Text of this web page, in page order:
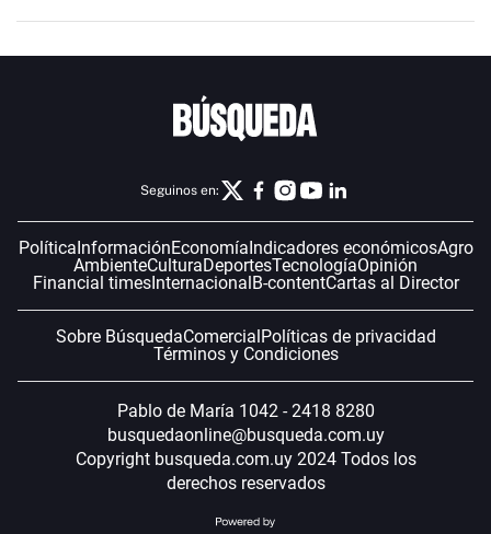
Seguinos en:
PolíticaInformaciónEconomíaIndicadores económicosAgro
AmbienteCulturaDeportesTecnologíaOpinión
Financial timesInternacionalB-contentCartas al Director
Sobre BúsquedaComercialPolíticas de privacidad
Términos y Condiciones
Pablo de María 1042 - 2418 8280
busquedaonline@busqueda.com.uy
Copyright busqueda.com.uy 2024 Todos los
derechos reservados